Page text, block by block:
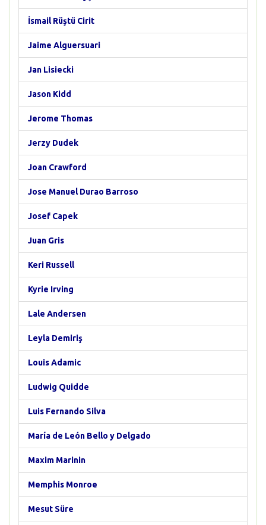
İsmail Rüştü Cirit
Jaime Alguersuari
Jan Lisiecki
Jason Kidd
Jerome Thomas
Jerzy Dudek
Joan Crawford
Jose Manuel Durao Barroso
Josef Capek
Juan Gris
Keri Russell
Kyrie Irving
Lale Andersen
Leyla Demiriş
Louis Adamic
Ludwig Quidde
Luis Fernando Silva
María de León Bello y Delgado
Maxim Marinin
Memphis Monroe
Mesut Süre